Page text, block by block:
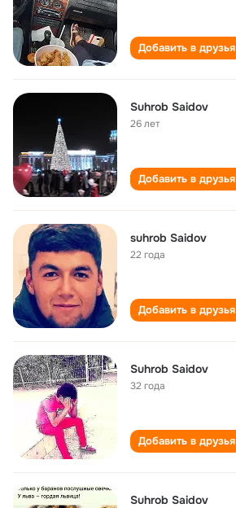
Добавить в друзья
Suhrob Saidov
26 лет
Добавить в друзья
suhrob Saidov
22 года
Добавить в друзья
Suhrob Saidov
32 года
Добавить в друзья
Suhrob Saidov